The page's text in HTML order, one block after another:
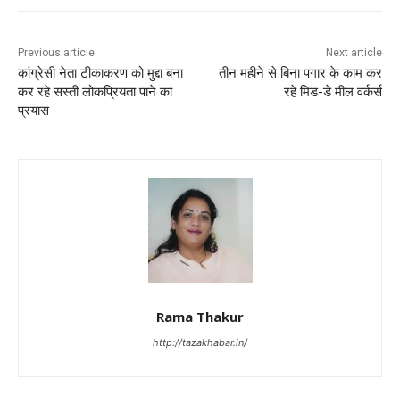
Previous article
कांग्रेसी नेता टीकाकरण को मुद्दा बना
कर रहे सस्ती लोकप्रियता पाने का
प्रयास
Next article
तीन महीने से बिना पगार के काम कर
रहे मिड-डे मील वर्कर्स
Rama Thakur
http://tazakhabar.in/